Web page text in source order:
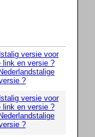
versie voor
link en versie ?
?
versie voor
link en versie ?
?